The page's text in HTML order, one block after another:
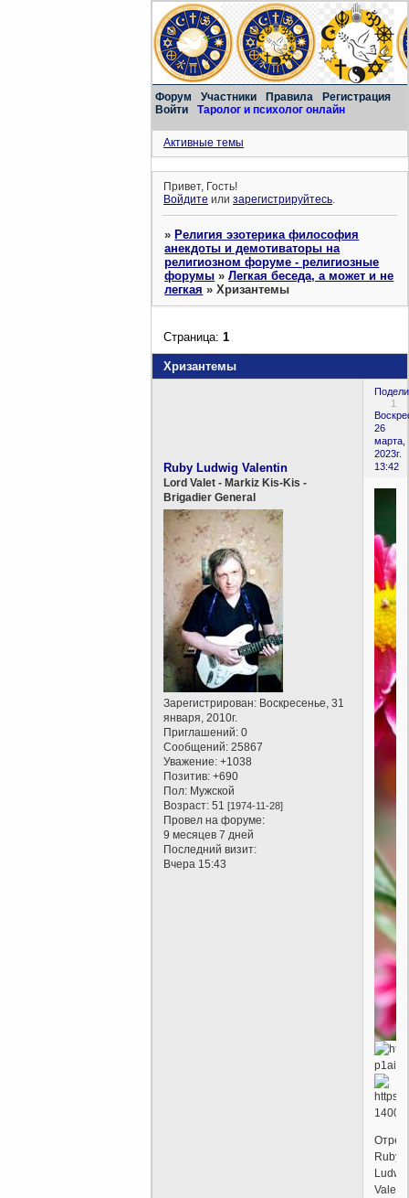
Форум Участники Правила
Регистрация
Войти
Таролог и психолог онлайн
Активные темы
Привет, Гость!
Войдите илизарегистрируйтесь.
»Религия эзотерика философия
анекдоты и демотиваторы на
религиозном форуме - религиозные
форумы »Легкая беседа, а может и не
легкая »Хризантемы
Хризантемы
Страница:1
1
26
марта,
2023г.
13:42
Ruby Ludwig Valentin
Lord Valet - Markiz Kis-Kis -
Brigadier General
Зарегистрирован: Воскресенье, 31
января, 2010г.
Приглашений: 0
Сообщений: 25867
Уважение: +1038
Позитив: +690
Пол: Мужской
Возраст: 51[1974-11-28]
Провел на форуме:
9 месяцев 7 дней
Последний визит:
Вчера 15:43
Ruby